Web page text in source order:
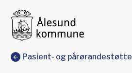
Du er her:
Pasient- og pårørandestøtte